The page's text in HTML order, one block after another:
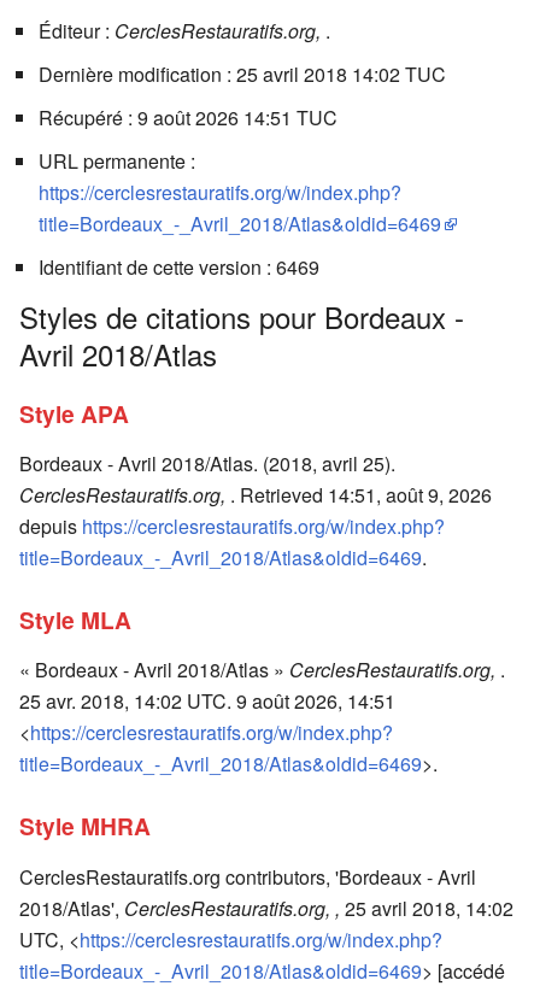
Éditeur : CerclesRestauratifs.org, .
Dernière modification : 25 avril 2018 14:02 TUC
Récupéré : 9 août 2026 14:51 TUC
URL permanente :
https://cerclesrestauratifs.org/w/index.php?
title=Bordeaux_-_Avril_2018/Atlas&oldid=6469
Identifiant de cette version : 6469
Styles de citations pour Bordeaux -
Avril 2018/Atlas
Style APA
Bordeaux - Avril 2018/Atlas. (2018, avril 25).
CerclesRestauratifs.org, . Retrieved 14:51, août 9, 2026
depuis https://cerclesrestauratifs.org/w/index.php?
title=Bordeaux_-_Avril_2018/Atlas&oldid=6469.
Style MLA
« Bordeaux - Avril 2018/Atlas » CerclesRestauratifs.org, .
25 avr. 2018, 14:02 UTC. 9 août 2026, 14:51
<https://cerclesrestauratifs.org/w/index.php?
title=Bordeaux_-_Avril_2018/Atlas&oldid=6469>.
Style MHRA
CerclesRestauratifs.org contributors, 'Bordeaux - Avril
2018/Atlas', CerclesRestauratifs.org, , 25 avril 2018, 14:02
UTC, <https://cerclesrestauratifs.org/w/index.php?
title=Bordeaux_-_Avril_2018/Atlas&oldid=6469> [accédé